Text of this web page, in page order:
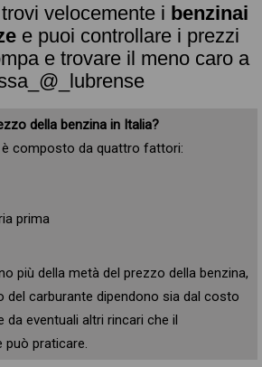
velocemente i benzinai
e puoi controllare i prezzi
e trovare il meno caro a
della benzina in Italia?
è composto da quattro fattori:
prima
più della metà del prezzo della benzina,
del carburante dipendono sia dal costo
da eventuali altri rincari che il
praticare.